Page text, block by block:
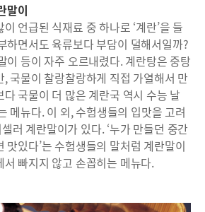
말이
언급된 식재료 중 하나로 ‘계란’을 들
하면서도 육류보다 부담이 덜해서일까?
이 등이 자주 오르내렸다. 계란탕은 중탕
, 국물이 찰랑찰랑하게 직접 가열해서 만
국물이 더 많은 계란국 역시 수능 날
메뉴다. 이 외, 수험생들의 입맛을 고려
러 계란말이가 있다. ‘누가 만들던 중간
맛있다’는 수험생들의 말처럼 계란말이
빠지지 않고 손꼽히는 메뉴다.